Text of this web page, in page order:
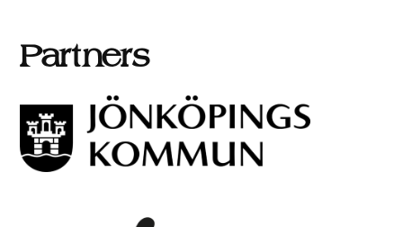
Partners